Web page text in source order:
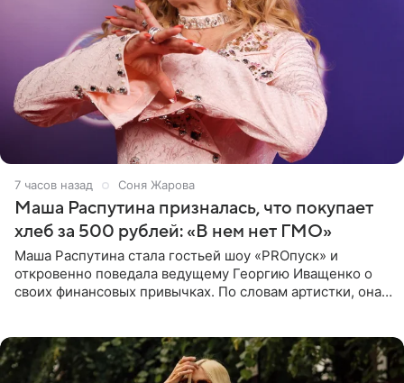
7 часов назад Соня Жарова
Маша Распутина призналась, что покупает
хлеб за 500 рублей: «В нем нет ГМО»
Маша Распутина стала гостьей шоу «PROпуск» и
откровенно поведала ведущему Георгию Иващенко о
своих финансовых привычках. По словам артистки, она